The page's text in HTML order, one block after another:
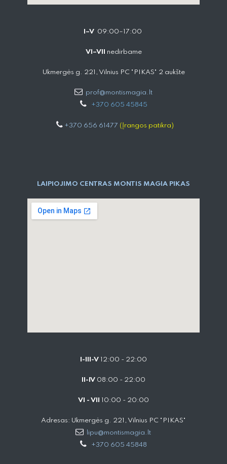
I–V 09:00–17:00
VI–VII nedirbame
Ukmergės g. 221, Vilnius PC "PIKAS" 2 aukšte
prof@montismagia.lt
+370 605 4584​5
+370 656 61477 (Įrangos patikra)
LAIPIOJIMO CENTRAS MONTIS MAGIA PIKAS
I-III-V 12:00 - 22:00
II-IV 08:00 - 22:00
VI - VII 10:00 - 20:00
Adresas: Ukmergės g. 221, Vilnius PC "PIKAS"
lipu@montismagia.lt
+370 605 45848